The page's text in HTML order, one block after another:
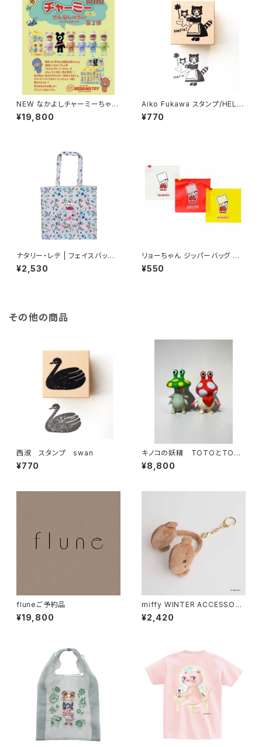
NEW なかよしチャーミーちゃん
Mini第2弾（全5色＋シークレッ
ト）（ソフビ人形 フィギュア）
¥19,800
Aiko Fukawa スタンプ/HELL
O
¥770
ナタリー・レテ | フェイスバッグ
ピッグ | Face bag Pig
¥2,530
リョーちゃん ジッパーバッグ M
（6枚入り）
¥550
その他の商品
西淑 スタンプ swan
¥770
キノコの妖精 TOTOとTOM
OSHI
¥8,800
fluneご予約品
¥19,800
miffy WINTER ACCESSORY
S MINI イヤマフチャーム ボリ
ス
¥2,420